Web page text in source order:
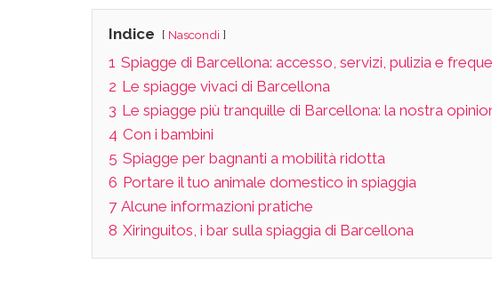
Indice Nascondi
1 Spiagge di Barcellona: accesso, servizi, pulizia e
2 Le spiagge vivaci di Barcellona
3 Le spiagge più tranquille di Barcellona: la nostra
4 Con i bambini
5 Spiagge per bagnanti a mobilità ridotta
6 Portare il tuo animale domestico in spiaggia
7 Alcune informazioni pratiche
8 Xiringuitos, i bar sulla spiaggia di Barcellona